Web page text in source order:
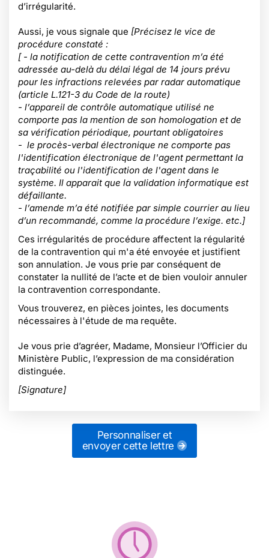
d’irrégularité.
Aussi, je vous signale que [Précisez le vice de
procédure constaté :
[ - la notification de cette contravention m’a été
adressée au-delà du délai légal de 14 jours prévu
pour les infractions relevées par radar automatique
(article L.121-3 du Code de la route)
- l’appareil de contrôle automatique utilisé ne
comporte pas la mention de son homologation et de
sa vérification périodique, pourtant obligatoires
- le procès-verbal électronique ne comporte pas
l'identification électronique de l'agent permettant la
traçabilité ou l'identification de l'agent dans le
système. Il apparait que la validation informatique est
défaillante.
- l’amende m’a été notifiée par simple courrier au lieu
d’un recommandé, comme la procédure l’exige. etc.]
Ces irrégularités de procédure affectent la régularité
de la contravention qui m'a été envoyée et justifient
son annulation. Je vous prie par conséquent de
constater la nullité de l’acte et de bien vouloir annuler
la contravention correspondante.
Vous trouverez, en pièces jointes, les documents
nécessaires à l'étude de ma requête.
Je vous prie d’agréer, Madame, Monsieur l’Officier du
Ministère Public, l’expression de ma considération
distinguée.
[Signature]
Personnaliser et
envoyer cette lettre